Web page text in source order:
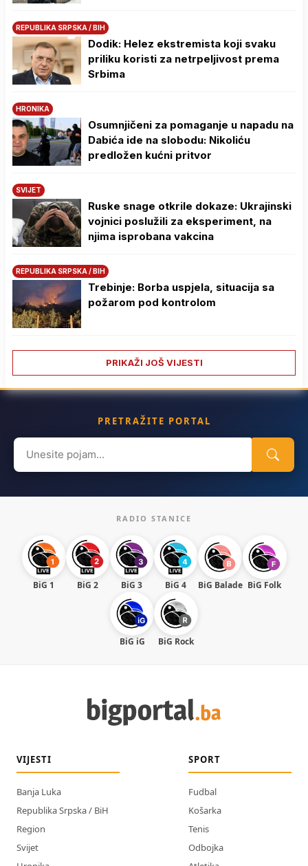
REPUBLIKA SRPSKA / BIH
Dodik: Helez ekstremista koji svaku
priliku koristi za netrpeljivost prema
Srbima
HRONIKA
Osumnjičeni za pomaganje u napadu na
Dabića ide na slobodu: Nikoliću
predložen kućni pritvor
SVIJET
Ruske snage otkrile dokaze: Ukrajinski
vojnici poslužili za eksperiment, na
njima isprobana vakcina
REPUBLIKA SRPSKA / BIH
Trebinje: Borba uspjela, situacija sa
požarom pod kontrolom
PRIKAŽI JOŠ VIJESTI
PRETRAŽITE PORTAL
Search
for:
RADIO STANICE
BiG 1 BiG 2 BiG 3 BiG 4 BiG Balade BiG Folk
BiG iG BiG Rock
VIJESTI
Banja Luka
Republika Srpska / BiH
Region
Svijet
SPORT
Fudbal
Košarka
Tenis
Odbojka